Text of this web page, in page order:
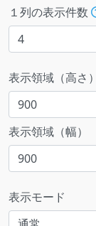
１列の表示件数
表示領域（高さ）
表示領域（幅）
表示モード